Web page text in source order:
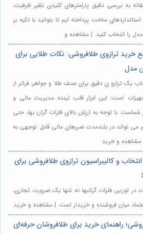
به بررسی دقیق پارامترهای کلیدی نظیر ظرفیت،
ساخت پرداخته ایم تا بتوانید با تکیه بر
را انتخاب کنید. | مشاهده و
خرید ترازوی طلافروشی: نکات طلایی برای
مدل
یک ترازو ی دقیق برای صنف طلا و جواهر، فراتر از
است؛ این ابزار قلب تپنده مدیریت مالی و
شماست. با توجه به ارزش بالای فلزات گران بها، حتی
تواند در بلندمدت ضررهای مالی قابل توجهی به
مشاهده و خرید
و کالیبراسیون ترازوی طلافروشی برای
در توزین فلزات گرانبها نه تنها یک ضرورت تجاری،
میان فروشنده و خریدار است. | مشاهده و خرید
راهنمای خرید برای طلافروشان حرفه‌ای